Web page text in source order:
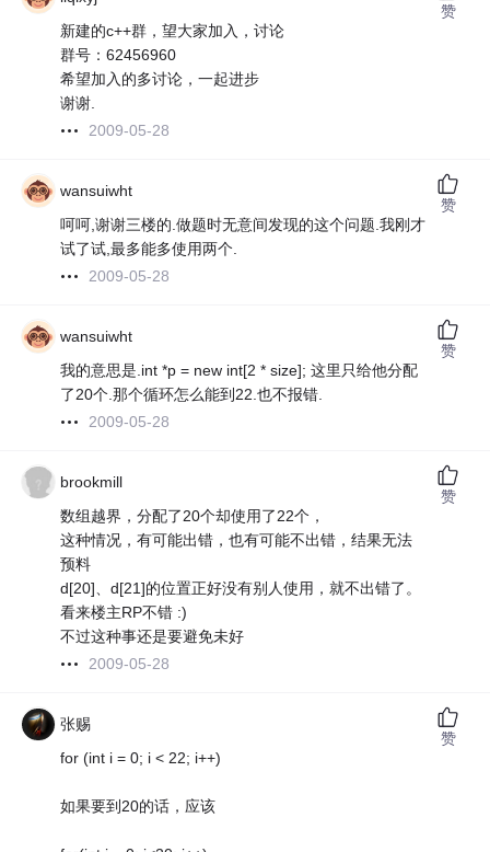
新建的c++群，望大家加入，讨论
群号：62456960
希望加入的多讨论，一起进步
谢谢.
2009-05-28
赞
wansuiwht
呵呵,谢谢三楼的.做题时无意间发现的这个问题.我刚才
试了试,最多能多使用两个.
2009-05-28
赞
wansuiwht
我的意思是.int *p = new int[2 * size]; 这里只给他分配
了20个.那个循环怎么能到22.也不报错.
2009-05-28
赞
brookmill
数组越界，分配了20个却使用了22个，
这种情况，有可能出错，也有可能不出错，结果无法
预料
d[20]、d[21]的位置正好没有别人使用，就不出错了。
看来楼主RP不错 :)
不过这种事还是要避免未好
2009-05-28
赞
张赐
for (int i = 0; i < 22; i++)
如果要到20的话，应该
赞